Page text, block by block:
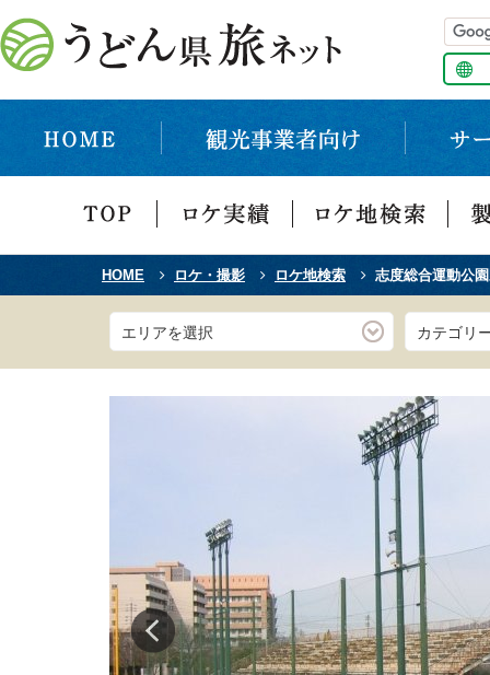
HOME ロケ・撮影 ロケ地検索 志度総合運動公
エリアを選択 カテゴリ